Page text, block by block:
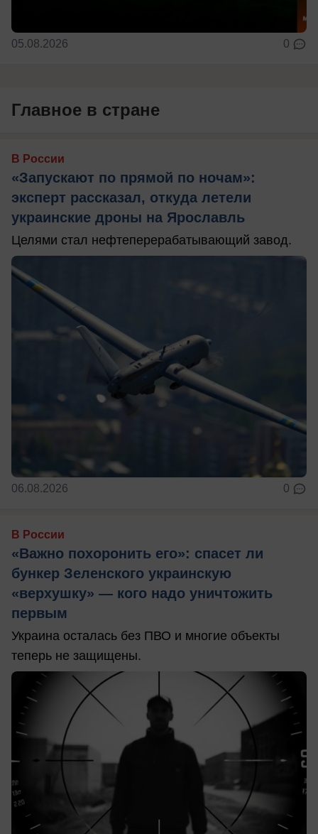
05.08.2026 0
Главное в стране
В России
«Запускают по прямой по ночам»:
эксперт рассказал, откуда летели
украинские дроны на Ярославль
Целями стал нефтеперерабатывающий завод.
06.08.2026 0
В России
«Важно похоронить его»: спасет ли
бункер Зеленского украинскую
«верхушку» — кого надо уничтожить
первым
Украина осталась без ПВО и многие объекты
теперь не защищены.